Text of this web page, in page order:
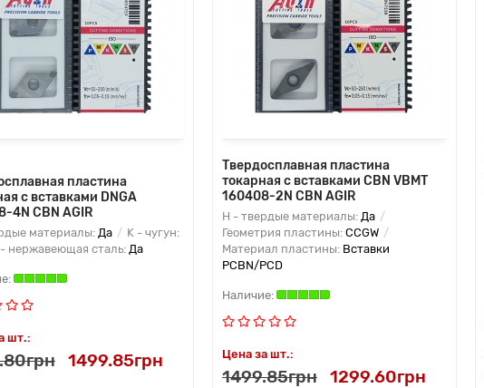
пластина
с вставками DNGA
4N CBN AGIR
материалы: Да
K - чугун:
- нержавеющая сталь: Да
шт.:
1499.85грн
Твердосплавная пластина
токарная с вставками CBN VBMT
160408-2N CBN AGIR
H - твердые материалы: Да
Геометрия пластины: CCGW
Материал пластины: Вставки
PCBN/PCD
Цена за шт.:
1499.85грн 1299.60грн